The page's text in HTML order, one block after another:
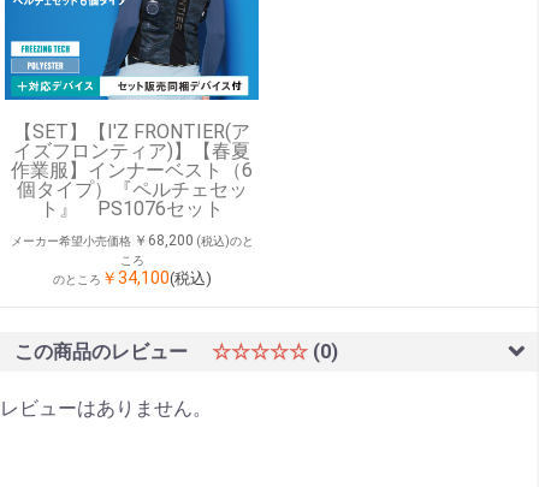
【SET】【I'Z FRONTIER(ア
イズフロンティア)】【春夏
作業服】インナーベスト（6
個タイプ）『ペルチェセッ
ト』 PS1076セット
メーカー希望小売価格 ￥68,200 (税込)のと
ころ
のところ ￥34,100(税込)
この商品のレビュー ☆☆☆☆☆ (0)
レビューはありません。